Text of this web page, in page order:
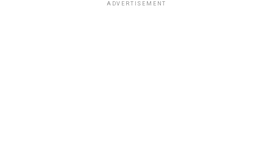
ADVERTISEMENT